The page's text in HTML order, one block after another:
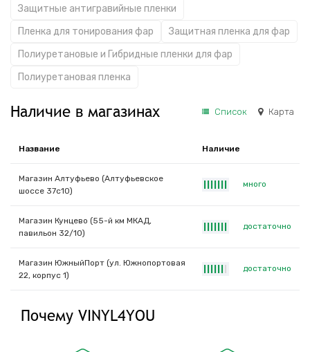
Защитные антигравийные пленки
Пленка для тонирования фар
Защитная пленка для фар
Полиуретановые и Гибридные пленки для фар
Полиуретановая пленка
Наличие в магазинах Список Карта
Название Наличие
Магазин Алтуфьево (Алтуфьевское
шоссе 37с10)
много
Магазин Кунцево (55-й км МКАД,
павильон 32/10)
достаточно
Магазин ЮжныйПорт (ул. Южнопортовая
22, корпус 1)
достаточно
Почему VINYL4YOU